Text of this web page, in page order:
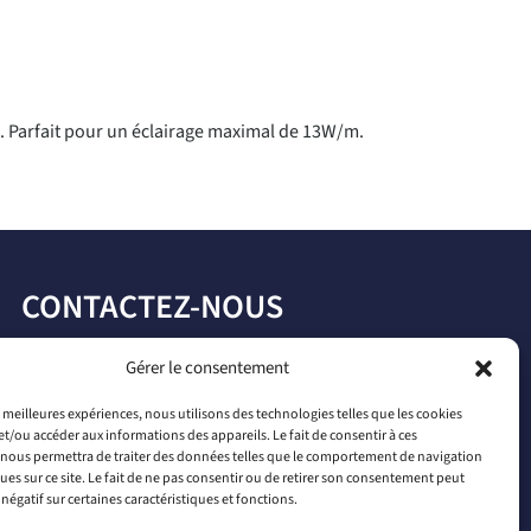
Gérer le consentement
expériences, nous utilisons des technologies telles que les cookies
ou accéder aux informations des appareils. Le fait de consentir à ces
permettra de traiter des données telles que le comportement de navigation
sur ce site. Le fait de ne pas consentir ou de retirer son consentement peut
sur certaines caractéristiques et fonctions.
pour un éclairage maximal de 13W/m.
CONTACTEZ-NOUS
par téléphone
par mail
contact@connectiled.com